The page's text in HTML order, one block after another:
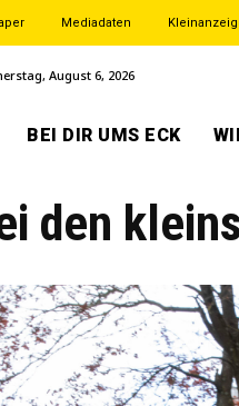
Mediadaten
August 6, 2026
BEI DIR UMS ECK
den